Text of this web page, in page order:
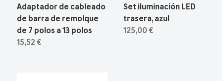
Adaptador de cableado
de barra de remolque
de 7 polos a 13 polos
15,52 €
Set iluminación LED
trasera, azul
125,00 €